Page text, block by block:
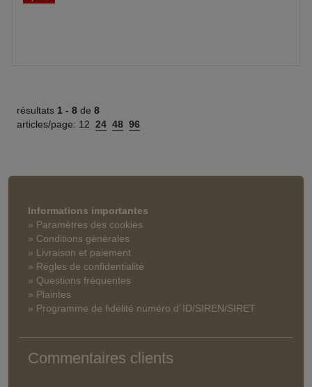
résultats 1 - 8 de 8
articles/page: 12 24 48 96
Informations importantes
» Paramètres des cookies
» Conditions générales
» Livraison et paiement
» Règles de confidentialité
» Questions fréquentes
» Plaintes
» Programme de fidélité numéro d´ID/SIREN/SIRET
Commentaires clients